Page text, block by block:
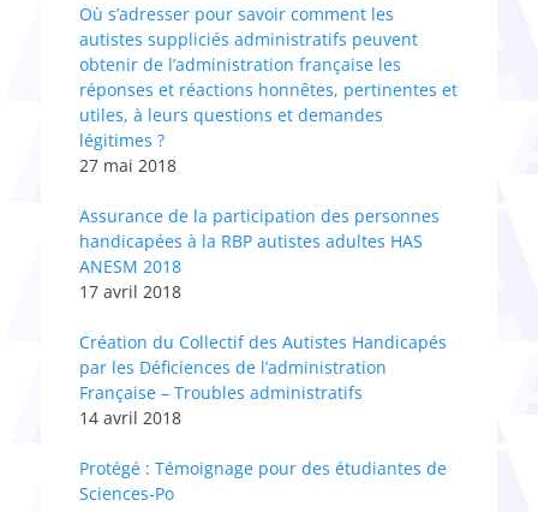
Où s’adresser pour savoir comment les
autistes suppliciés administratifs peuvent
obtenir de l’administration française les
réponses et réactions honnêtes, pertinentes et
utiles, à leurs questions et demandes
légitimes ?
27 mai 2018
Assurance de la participation des personnes
handicapées à la RBP autistes adultes HAS
ANESM 2018
17 avril 2018
Création du Collectif des Autistes Handicapés
par les Déficiences de l’administration
Française – Troubles administratifs
14 avril 2018
Protégé : Témoignage pour des étudiantes de
Sciences-Po